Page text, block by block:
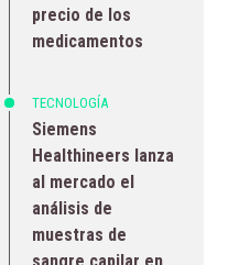
precio de los
medicamentos
TECNOLOGÍA
Siemens
Healthineers lanza
al mercado el
análisis de
muestras de